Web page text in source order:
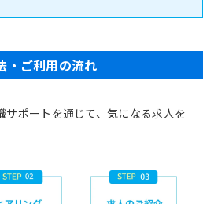
・ご利用の流れ
サポートを通じて、気になる求人を